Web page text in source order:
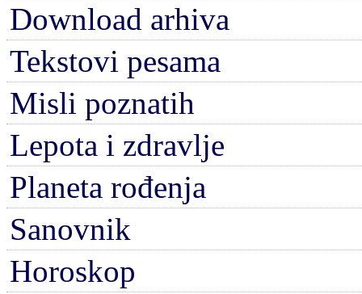
Download arhiva
Tekstovi pesama
Misli poznatih
Lepota i zdravlje
Planeta rođenja
Sanovnik
Horoskop